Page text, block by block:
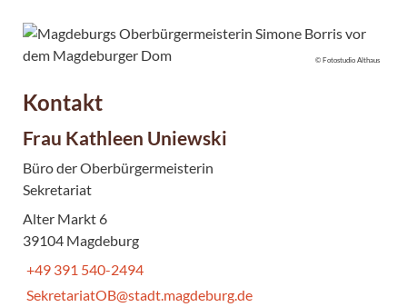
© Fotostudio Althaus
Kontakt
Frau Kathleen Uniewski
Büro der Oberbürgermeisterin
Sekretariat
Alter Markt 6
39104 Magdeburg
+49 391 540-2494
SekretariatOB@stadt.magdeburg.de